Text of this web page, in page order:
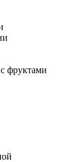
фруктами